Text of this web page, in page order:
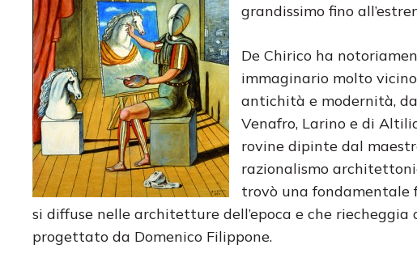
grandissimo fino
De Chirico ha
immaginario molto
antichità e modernità,
Venafro, Larino e di
rovine dipinte dal
razionalismo
trovò una fondamentale
si diffuse nelle architetture dell’epoca e che riecheggia
progettato da Domenico Filippone.